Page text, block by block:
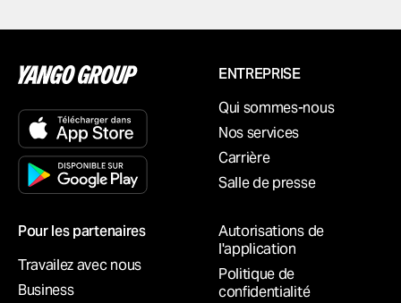
ENTREPRISE
Qui sommes-nous
Nos services
Carrière
Salle de presse
Pour les partenaires
Travailez avec nous
Business
Autorisations de
l'application
Politique de
confidentialité